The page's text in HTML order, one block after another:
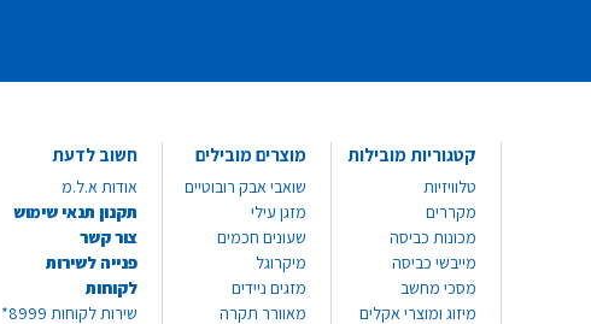
קטגוריות מובילות
טלוויזיות
מקררים
מכונות כביסה
מייבשי כביסה
מסכי מחשב
מיזוג ומוצרי אקלים
מוצרים מובילים
שואבי אבק רובוטיים
מזגן עילי
שעונים חכמים
מיקרוגל
מזגים ניידים
מאוורר תקרה
חשוב לדעת
אודות א.ל.מ
תקנון תנאי שימוש
צור קשר
פנייה לשירות
לקוחות
שירות לקוחות 8999*